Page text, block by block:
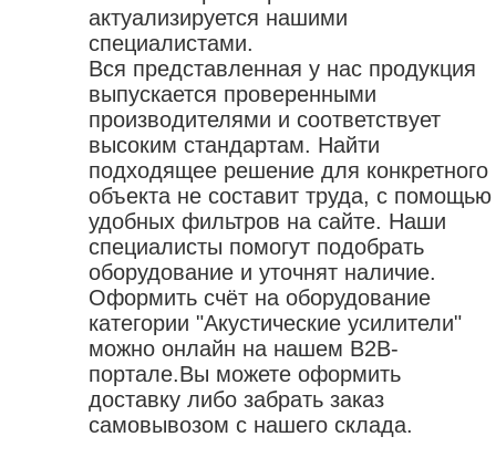
актуализируется нашими
специалистами.
Вся представленная у нас продукция
выпускается проверенными
производителями и соответствует
высоким стандартам. Найти
подходящее решение для конкретного
объекта не составит труда, с помощью
удобных фильтров на сайте. Наши
специалисты помогут подобрать
оборудование и уточнят наличие.
Оформить счёт на оборудование
категории "Акустические усилители"
можно онлайн на нашем B2B-
портале.Вы можете оформить
доставку либо забрать заказ
самовывозом с нашего склада.